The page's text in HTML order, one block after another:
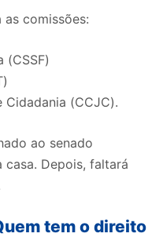
as comissões:
(CSSF)
(CCJC).
ao senado
Depois, faltará
tem o direito